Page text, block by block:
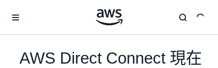
AWS Direct Connect 現在